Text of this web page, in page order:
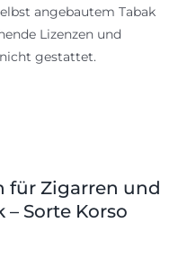
angebautem Tabak
Lizenzen und
gestattet.
für Zigarren und
Sorte Korso